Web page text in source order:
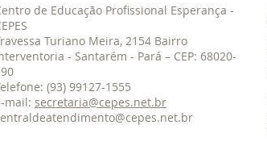
de Educação Profissional Esperança -
Turiano Meira, 2154 Bairro
- Santarém - Pará – CEP: 68020-
(93) 99127-1555
mail: secretaria@cepes.net.br